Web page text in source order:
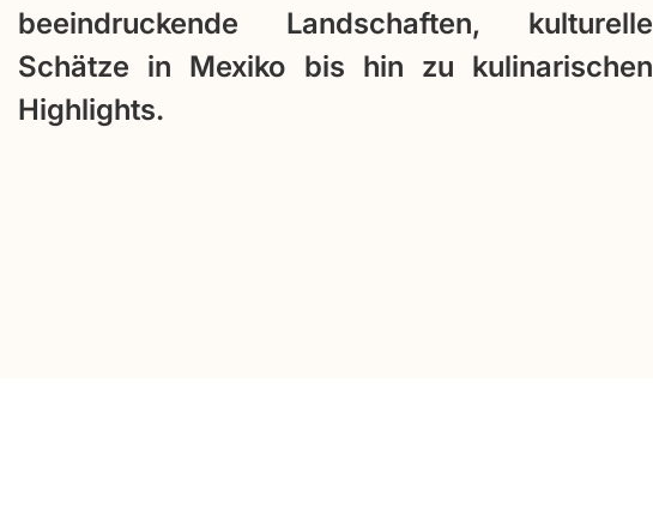
beeindruckende Landschaften, kulturelle
Schätze in Mexiko bis hin zu kulinarischen
Highlights.